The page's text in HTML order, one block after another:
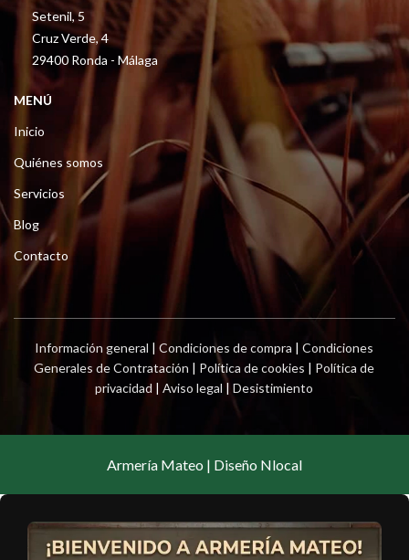
Setenil, 5
Cruz Verde, 4
29400 Ronda - Málaga
MENÚ
Inicio
Quiénes somos
Servicios
Blog
Contacto
Información general |Condiciones de compra |Condiciones
Generales de Contratación | Política de cookies | Política de
privacidad |Aviso legal |Desistimiento
Armería Mateo | Diseño Nlocal